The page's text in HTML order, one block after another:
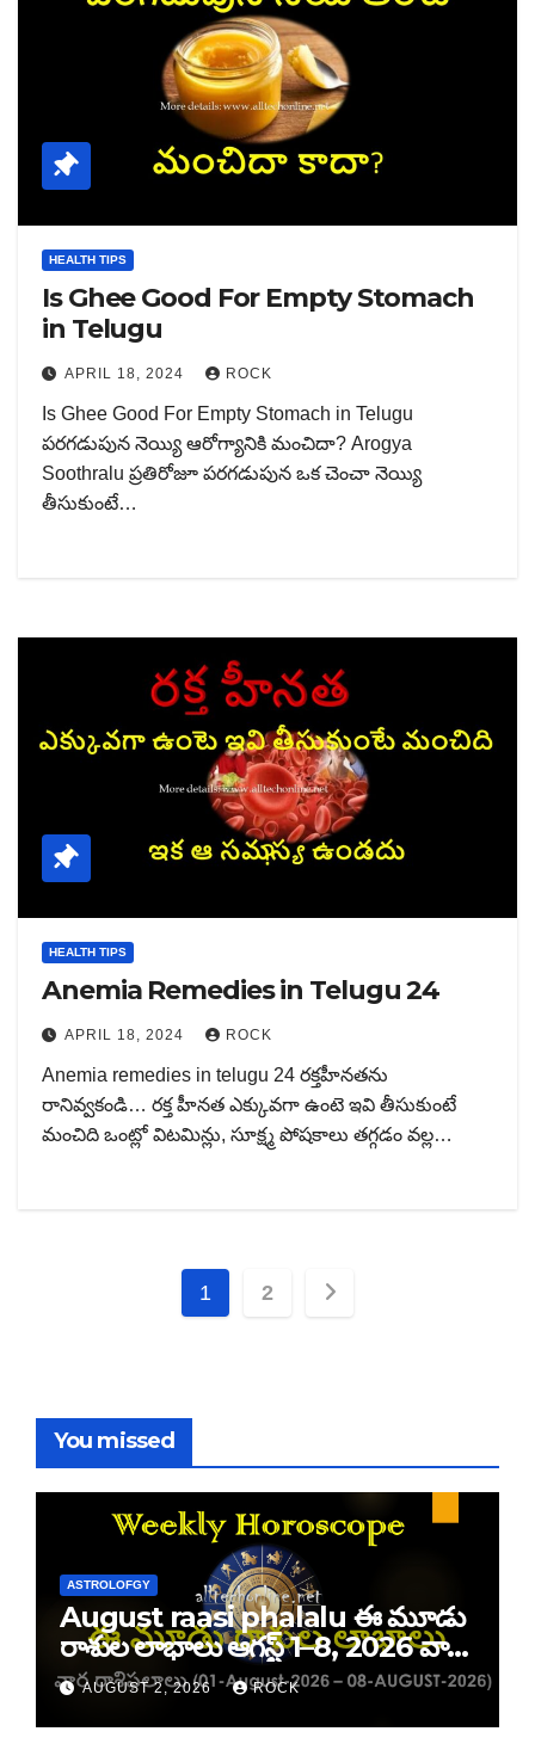
HEALTH TIPS
Is Ghee Good For Empty Stomach
in Telugu
APRIL 18, 2024 ROCK
Is Ghee Good For Empty Stomach in Telugu
పరగడుపున నెయ్యి ఆరోగ్యానికి మంచిదా? Arogya
Soothralu ప్రతిరోజూ పరగడుపున ఒక చెంచా నెయ్యి
తీసుకుంటే…
HEALTH TIPS
Anemia Remedies in Telugu 24
APRIL 18, 2024 ROCK
Anemia remedies in telugu 24 రక్తహీనతను
రానివ్వకండి… రక్త హీనత ఎక్కువగా ఉంటె ఇవి తీసుకుంటే
మంచిది ఒంట్లో విటమిన్లు, సూక్ష్మ పోషకాలు తగ్గడం వల్ల…
Posts
1 2
You missed
ASTROLOFGY
August raasi phalalu ఈ మూడు
రాశుల లాభాలు ఆగస్ట్ 1–8, 2026 వార
రాశి ఫలాలు
AUGUST 2, 2026 ROCK